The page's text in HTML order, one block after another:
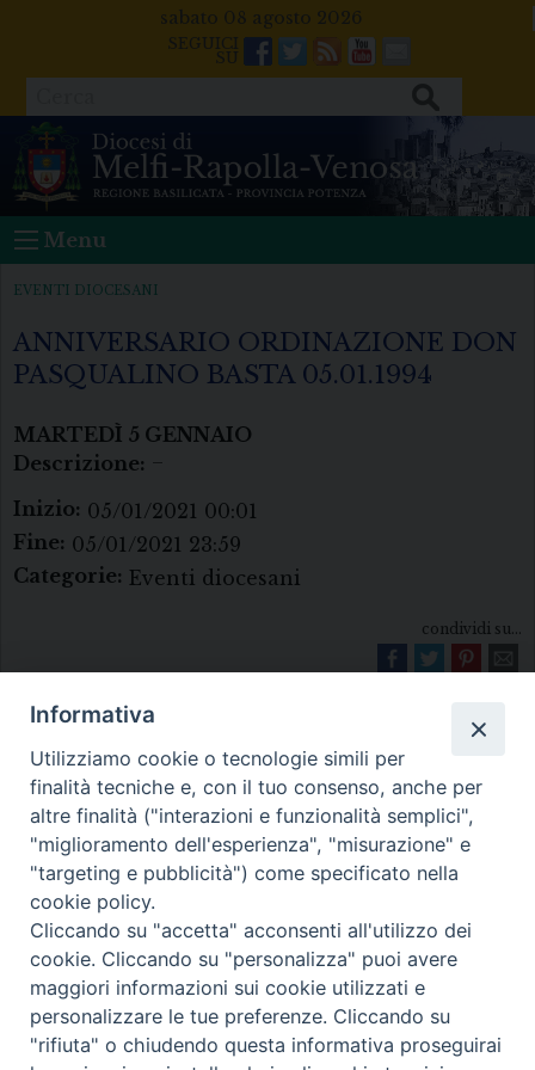
sabato 08 agosto 2026
Facebook
Twitter
FeedsYoutube
Mail
Menu
EVENTI DIOCESANI
ANNIVERSARIO ORDINAZIONE DON
PASQUALINO BASTA 05.01.1994
MARTEDÌ 5 GENNAIO
Descrizione: –
Inizio: 05/01/2021 00:01
Fine: 05/01/2021 23:59
Categorie: Eventi diocesani
condividi su...
Diocesi di Melfi Rapolla Venosa
• Largo Duomo, 12 - 85025 MELFI (PZ) •
Tel. 0972238604
PEC ufficiale della Diocesi:
diocesi.melfi_rapolla_venosa@legalmail.it
Informativa
Utilizziamo cookie o tecnologie simili per
finalità tecniche e, con il tuo consenso, anche per
altre finalità ("interazioni e funzionalità semplici",
"miglioramento dell'esperienza", "misurazione" e
"targeting e pubblicità") come specificato nella
cookie policy.
Cliccando su "accetta" acconsenti all'utilizzo dei
cookie. Cliccando su "personalizza" puoi avere
maggiori informazioni sui cookie utilizzati e
personalizzare le tue preferenze. Cliccando su
"rifiuta" o chiudendo questa informativa proseguirai